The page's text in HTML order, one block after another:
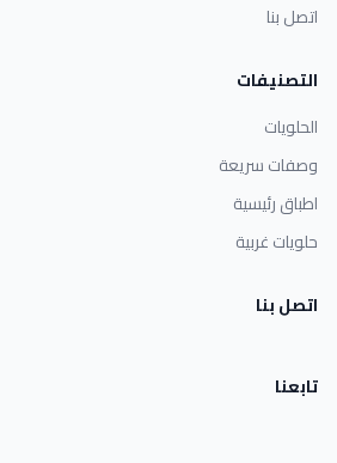
اتصل بنا
التصنيفات
الحلويات
وصفات سريعة
اطباق رئيسية
حلويات غربية
اتصل بنا
تابعنا